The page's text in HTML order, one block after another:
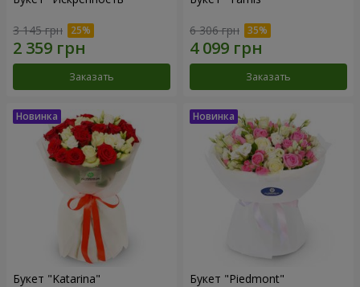
3 145 грн
Заказать
6 306 грн
Заказать
Букет "Katarina" Букет "Piedmont"